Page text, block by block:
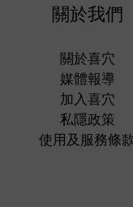
關於我們
關於喜穴
媒體報導
加入喜穴
私隱政策
使用及服務條